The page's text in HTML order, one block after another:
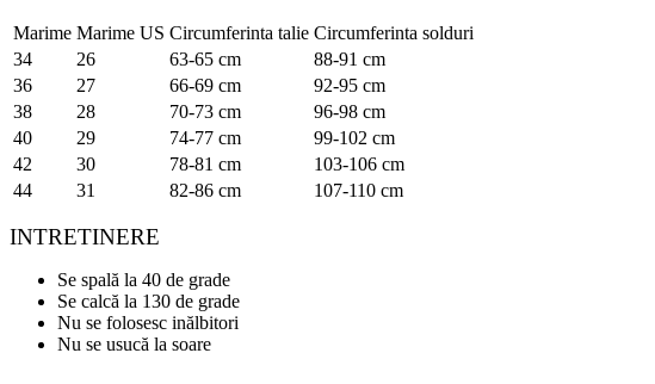
Marime Marime US Circumferinta talie Circumferinta solduri
34
26 63-65 cm
88-91 cm
36
27 66-69 cm
92-95 cm
38
28 70-73 cm
96-98 cm
40
29 74-77 cm
99-102 cm
42
30 78-81 cm
103-106 cm
44
31 82-86 cm 107-110 cm
INTRETINERE
Se spală la 40 de grade
Se calcă la 130 de grade
Nu se folosesc inălbitori
Nu se usucă la soare